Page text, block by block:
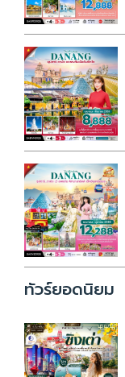
ทัวร์ยอดนิยม